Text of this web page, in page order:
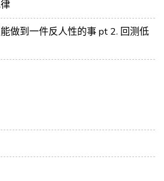
做到一件反人性的事 pt 2. 回测低